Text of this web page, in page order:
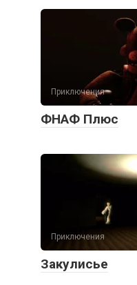
Приключения
ФНАФ Плюс
Приключения
Закулисье